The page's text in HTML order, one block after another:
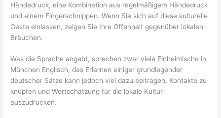
Händedruck, eine Kombination aus regelmäßigem Händedruck
und einem Fingerschnippen. Wenn Sie sich auf diese kulturelle
Geste einlassen, zeigen Sie Ihre Offenheit gegenüber lokalen
Bräuchen.
Was die Sprache angeht, sprechen zwar viele Einheimische in
München Englisch, das Erlernen einiger grundlegender
deutscher Sätze kann jedoch viel dazu beitragen, Kontakte zu
knüpfen und Wertschätzung für die lokale Kultur
auszudrücken.